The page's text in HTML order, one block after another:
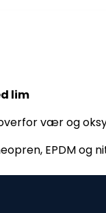
lim
vær og
EPDM og